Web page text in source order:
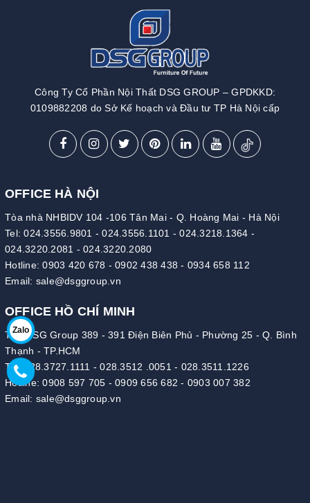
Zalo
Công Ty Cổ Phần Nội Thất DSG GROUP – GPDKKD:
0109882208 do Sở Kế hoạch và Đầu tư TP Hà Nội cấp
OFFICE HÀ NỘI
Tòa nhà NHBIDV 104 -106 Tân Mai - Q. Hoàng Mai - Hà Nội
Tel:024.3556.9801 -024.3556.1101 -024.3218.1364 -
024.3220.2081 - 024.3220.2080
Hotline:0903 420 678 - 0902 438 438 - 0934 658 112
Email: sale@dsggroup.vn
OFFICE HỒ CHÍ MINH
Tòa DSG Group 389 - 391 Điện Biên Phủ - Phường 25 - Q. Bình
Thạnh - TP.HCM
Tel:
028.3727.1111 -028.3512 .0051- 028.3511.1226
Hotline:0908 597 705 - 0909 656 682 - 0903 007 382
Email: sale@dsggroup.vn